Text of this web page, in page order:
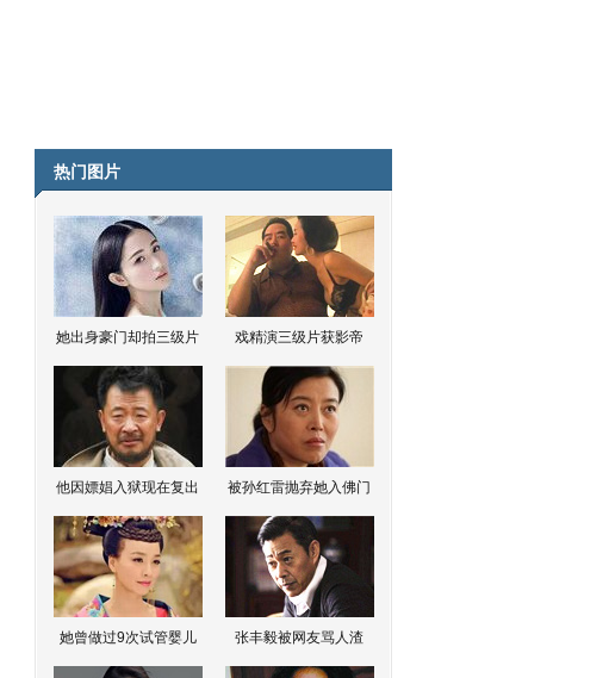
热门图片
她出身豪门却拍三级片 戏精演三级片获影帝
他因嫖娼入狱现在复出 被孙红雷抛弃她入佛门
她曾做过9次试管婴儿 张丰毅被网友骂人渣